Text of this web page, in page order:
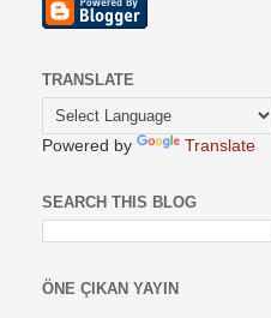
TRANSLATE
Powered by Translate
SEARCH THIS BLOG
ÖNE ÇIKAN YAYIN